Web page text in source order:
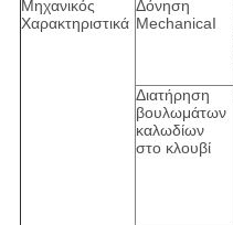
Μηχανικός
Χαρακτηριστικά
Δόνηση
MechanicaI
Διατήρηση
βουλωμάτων
καλωδίων
στο κλουβί